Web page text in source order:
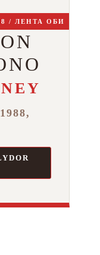
/ ЛЕНТА ОБИ